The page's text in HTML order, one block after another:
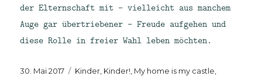
der Elternschaft mit – vielleicht aus manchem
Auge gar übertriebener – Freude aufgehen und
diese Rolle in freier Wahl leben möchten.
Veröffentlicht
30. Mai 2017 Kategorien
Kinder, Kinder! My home is my castle